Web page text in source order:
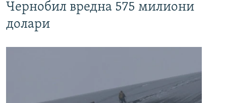
Чернобил вредна 575 милиони
долари